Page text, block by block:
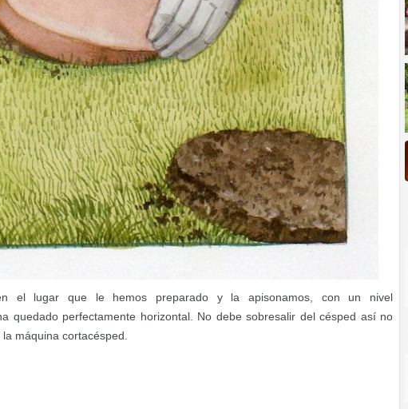
el lugar que le hemos preparado y la apisonamos, con un nivel
quedado perfectamente horizontal. No debe sobresalir del césped así no
máquina cortacésped.